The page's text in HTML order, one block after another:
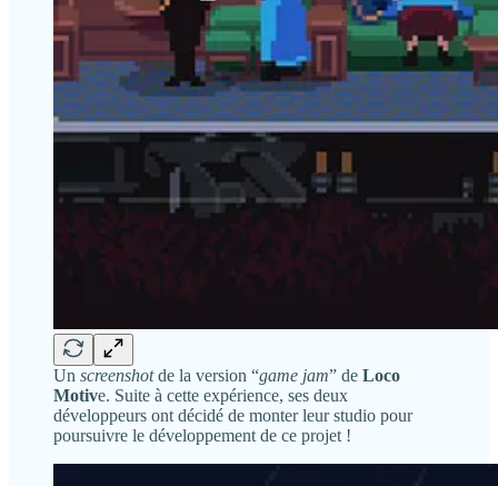
Un screenshotde la version “game jam” de Loco
Motive. Suite à cette expérience, ses deux
développeurs ont décidé de monter leur studio pour
poursuivre le développement de ce projet !